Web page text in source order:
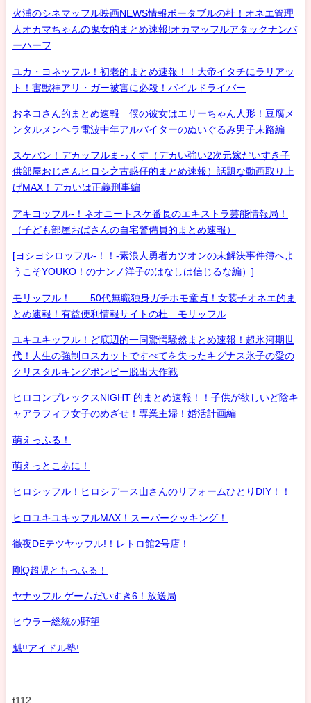
火浦のシネマッフル映画NEWS情報ポータブルの杜！オネエ管理
人オカマちゃんの鬼女的まとめ速報!オカマッフルアタックナンバ
ーハーフ
ユカ・ヨネッフル！初老的まとめ速報！！大帝イタチにラリアッ
ト！害獣神アリ・ガー被害に必殺！パイルドライバー
おネコさん的まとめ速報 僕の彼女はエリーちゃん人形！豆腐メ
ンタルメンヘラ電波中年アルバイターのぬいぐるみ男子末路編
スケバン！デカッフルまっくす（デカい強い2次元嫁だいすき子
供部屋おじさんヒロシ之古惑仔的まとめ速報）話題な動画取り上
げMAX！デカいは正義刑事編
アキヨッフル-！ネオニートスケ番長のエキストラ芸能情報局！
（子ども部屋おばさんの自宅警備員的まとめ速報）
[ヨシヨシロッフル-！！-素浪人勇者カツオンの未解決事件簿へよ
うこそYOUKO！のナンノ洋子のはなしは信じるな編）]
モリッフル！ 50代無職独身ガチホモ童貞！女装子オネエ的ま
とめ速報！有益便利情報サイトの杜 モリッフル
ユキユキッフル！ど底辺的一同驚愕騒然まとめ速報！超氷河期世
代！人生の強制ロスカットですべてを失ったキグナス氷子の愛の
クリスタルキングボンビー脱出大作戦
ヒロコンプレックスNIGHT 的まとめ速報！！子供が欲しいど陰キ
ャアラフィフ女子のめざせ！専業主婦！婚活計画編
萌えっふる！
萌えっとこあに！
ヒロシッフル！ヒロシデース山さんのリフォームひとりDIY！！
ヒロユキユキッフルMAX！スーパークッキング！
徹夜DEテツヤッフル!！レトロ館2号店！
剛Q超児ともっふる！
ヤナッフル ゲームだいすき6！放送局
ヒウラー総統の野望
魁!!アイドル塾!
t112